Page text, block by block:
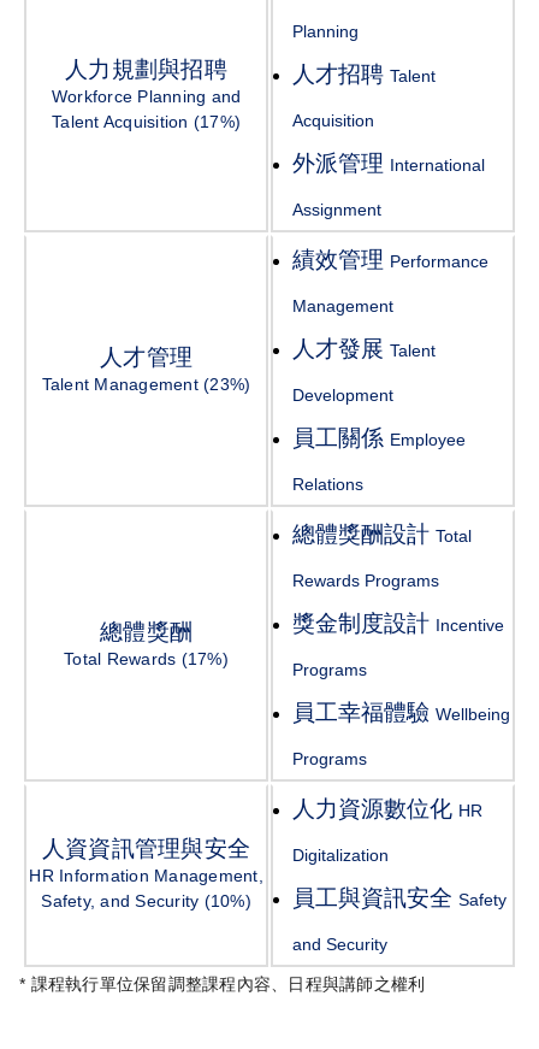
人力規劃與招聘
Workforce Planning and
Talent Acquisition (17%)
Planning
人才招聘 Talent
Acquisition
外派管理 International
Assignment
人才管理
Talent Management (23%)
績效管理 Performance
Management
人才發展 Talent
Development
員工關係 Employee
Relations
總體獎酬
Total Rewards (17%)
總體獎酬設計 Total
Rewards Programs
獎金制度設計 Incentive
Programs
員工幸福體驗 Wellbeing
Programs
人資資訊管理與安全
HR Information Management,
Safety, and Security (10%)
人力資源數位化 HR
Digitalization
員工與資訊安全 Safety
and Security
* 課程執行單位保留調整課程內容、日程與講師之權利